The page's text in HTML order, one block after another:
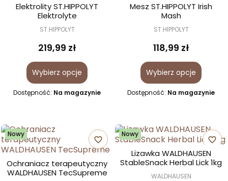
Elektrolity ST.HIPPOLYT
Elektrolyte
ST.HIPPOLYT
219,99 zł
Wybierz opcje
Dostępność: Na magazynie
Mesz ST.HIPPOLYT Irish
Mash
ST.HIPPOLYT
118,99 zł
Wybierz opcje
Dostępność: Na magazynie
Nowy
favorite_border
Ochraniacz terapeutyczny
WALDHAUSEN TecSupreme
Nowy
favorite_border
Lizawka WALDHAUSEN
StableSnack Herbal Lick 1kg
WALDHAUSEN